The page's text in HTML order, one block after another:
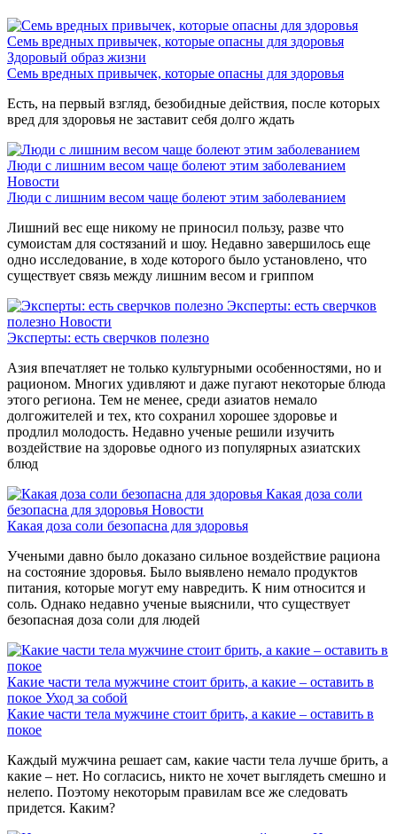
Семь вредных привычек, которые опасны для здоровья
Здоровый образ жизни
Семь вредных привычек, которые опасны для здоровья
Есть, на первый взгляд, безобидные действия, после которых
вред для здоровья не заставит себя долго ждать
Люди с лишним весом чаще болеют этим заболеванием
Новости
Люди с лишним весом чаще болеют этим заболеванием
Лишний вес еще никому не приносил пользу, разве что
сумоистам для состязаний и шоу. Недавно завершилось еще
одно исследование, в ходе которого было установлено, что
существует связь между лишним весом и гриппом
Эксперты: есть сверчков
полезно Новости
Эксперты: есть сверчков полезно
Азия впечатляет не только культурными особенностями, но и
рационом. Многих удивляют и даже пугают некоторые блюда
этого региона. Тем не менее, среди азиатов немало
долгожителей и тех, кто сохранил хорошее здоровье и
продлил молодость. Недавно ученые решили изучить
воздействие на здоровье одного из популярных азиатских
блюд
Какая доза соли
безопасна для здоровья Новости
Какая доза соли безопасна для здоровья
Учеными давно было доказано сильное воздействие рациона
на состояние здоровья. Было выявлено немало продуктов
питания, которые могут ему навредить. К ним относится и
соль. Однако недавно ученые выяснили, что существует
безопасная доза соли для людей
Какие части тела мужчине стоит брить, а какие – оставить в
покое Уход за собой
Какие части тела мужчине стоит брить, а какие – оставить в
покое
Каждый мужчина решает сам, какие части тела лучше брить, а
какие – нет. Но согласись, никто не хочет выглядеть смешно и
нелепо. Поэтому некоторым правилам все же следовать
придется. Каким?